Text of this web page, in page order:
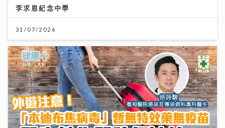
李求恩紀念中學
31/07/2026